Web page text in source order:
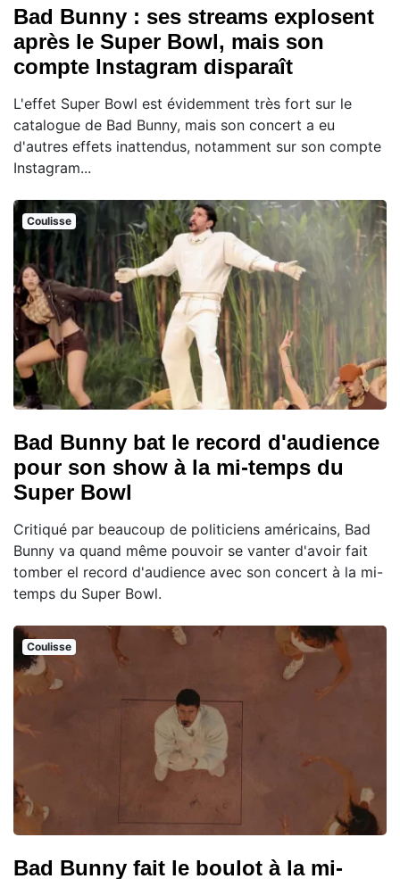
Bad Bunny : ses streams explosent
après le Super Bowl, mais son
compte Instagram disparaît
L'effet Super Bowl est évidemment très fort sur le
catalogue de Bad Bunny, mais son concert a eu
d'autres effets inattendus, notamment sur son compte
Instagram...
Coulisse
Bad Bunny bat le record d'audience
pour son show à la mi-temps du
Super Bowl
Critiqué par beaucoup de politiciens américains, Bad
Bunny va quand même pouvoir se vanter d'avoir fait
tomber el record d'audience avec son concert à la mi-
temps du Super Bowl.
Coulisse
Bad Bunny fait le boulot à la mi-